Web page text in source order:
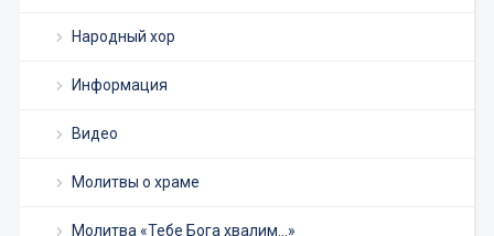
Народный хор
Информация
Видео
Молитвы о храме
Молитва «Тебе Бога хвалим…»